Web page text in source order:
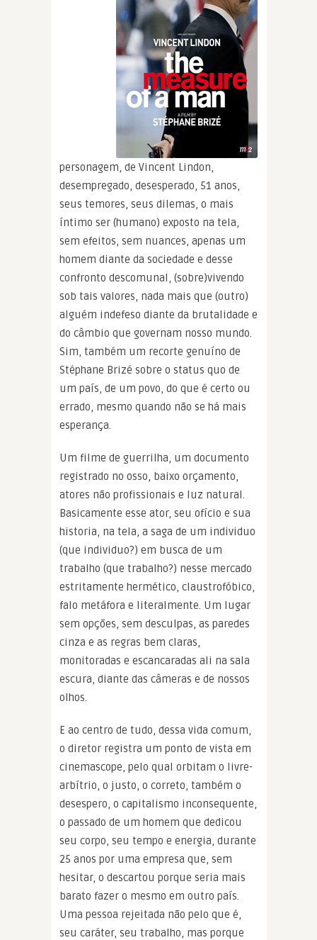
personagem, de Vincent Lindon,
desempregado, desesperado, 51 anos,
seus temores, seus dilemas, o mais
íntimo ser (humano) exposto na tela,
sem efeitos, sem nuances, apenas um
homem diante da sociedade e desse
confronto descomunal, (sobre)vivendo
sob tais valores, nada mais que (outro)
alguém indefeso diante da brutalidade e
do câmbio que governam nosso mundo.
Sim, também um recorte genuíno de
Stéphane Brizé sobre o status quo de
um país, de um povo, do que é certo ou
errado, mesmo quando não se há mais
esperança.
Um filme de guerrilha, um documento
registrado no osso, baixo orçamento,
atores não profissionais e luz natural.
Basicamente esse ator, seu ofício e sua
historia, na tela, a saga de um individuo
(que individuo?) em busca de um
trabalho (que trabalho?) nesse mercado
estritamente hermético, claustrofóbico,
falo metáfora e literalmente. Um lugar
sem opções, sem desculpas, as paredes
cinza e as regras bem claras,
monitoradas e escancaradas ali na sala
escura, diante das câmeras e de nossos
olhos.
E ao centro de tudo, dessa vida comum,
o diretor registra um ponto de vista em
cinemascope, pelo qual orbitam o livre-
arbítrio, o justo, o correto, também o
desespero, o capitalismo inconsequente,
o passado de um homem que dedicou
seu corpo, seu tempo e energia, durante
25 anos por uma empresa que, sem
hesitar, o descartou porque seria mais
barato fazer o mesmo em outro país.
Uma pessoa rejeitada não pelo que é,
seu caráter, seu trabalho, mas porque